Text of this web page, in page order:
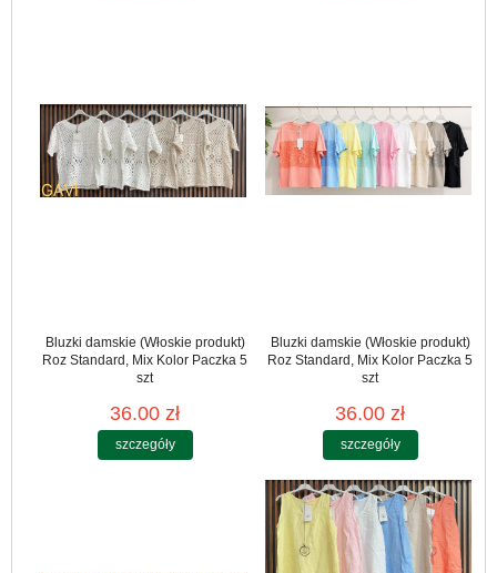
Bluzki damskie (Włoskie produkt)
Roz Standard, Mix Kolor Paczka 5
szt
36.00 zł
szczegóły
Bluzki damskie (Włoskie produkt)
Roz Standard, Mix Kolor Paczka 5
szt
36.00 zł
szczegóły